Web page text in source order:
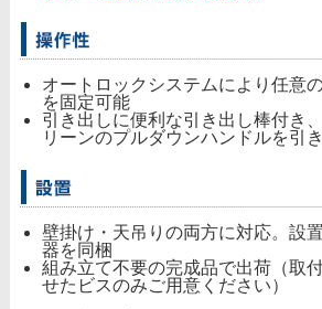
オートロックシステムにより任意
を固定可能
引き出しに便利な引き出し棒付き
リーンのプルダウンハンドルを引
壁掛け・天吊りの両方に対応。設
器を同梱
組み立て不要の完成品で出荷（取
せたビスのみご用意ください）